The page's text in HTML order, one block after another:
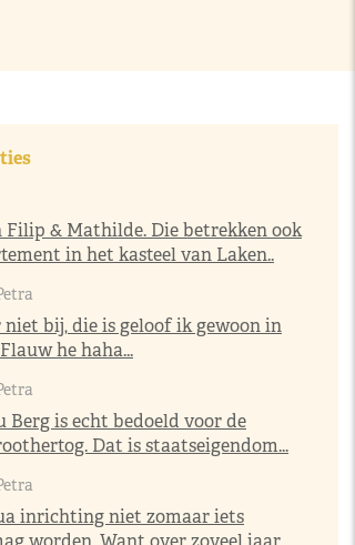
Filip & Mathilde. Die betrekken ook
in het kasteel van Laken..
niet bij, die is geloof ik gewoon in
he haha...
Berg is echt bedoeld voor de
Dat is staatseigendom...
inrichting niet zomaar iets